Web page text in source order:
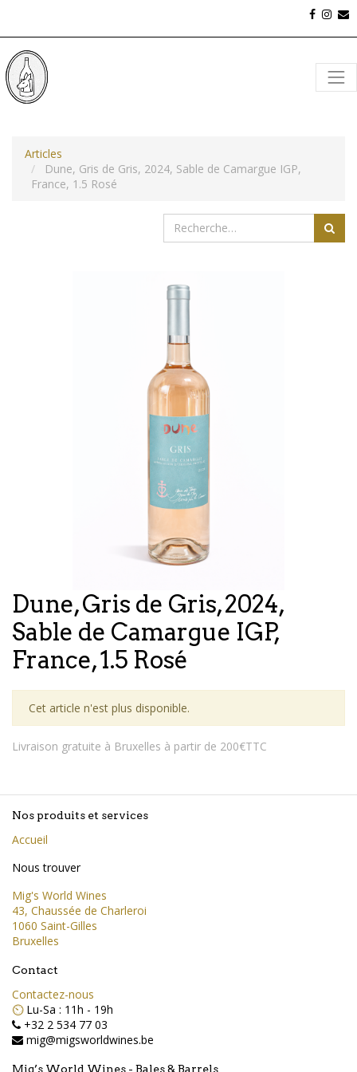
Articles
Dune, Gris de Gris, 2024, Sable de Camargue IGP,
France, 1.5 Rosé
Dune, Gris de Gris, 2024,
Sable de Camargue IGP,
France, 1.5 Rosé
Cet article n'est plus disponible.
Livraison gratuite à Bruxelles à partir de 200€TTC
Nos produits et services
Accueil
Nous trouver
Mig's World Wines
43, Chaussée de Charleroi
1060 Saint-Gilles
Bruxelles
Contact
Contactez-nous
⏲️ Lu-Sa : 11h - 19h
+32 2 534 77 03
mig@migsworldwines.be
Mig’s World Wines - Bales & Barrels